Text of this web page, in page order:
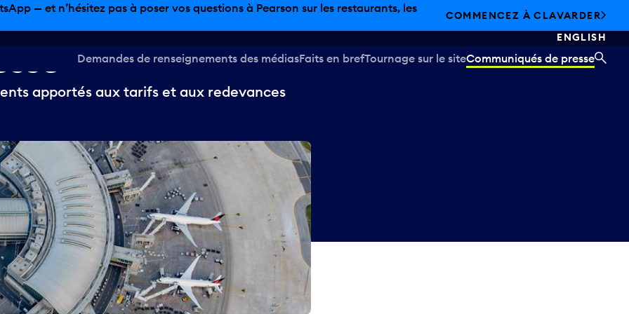
— et n’hésitez pas à poser vos questions à Pearson sur les restaurants, les
COMMENCEZ À CLAVARDER
ENGLISH
Demandes de renseignements des médiasFaits en brefTournage sur le siteCommuniqués de presse
apportés aux tarifs et aux redevances